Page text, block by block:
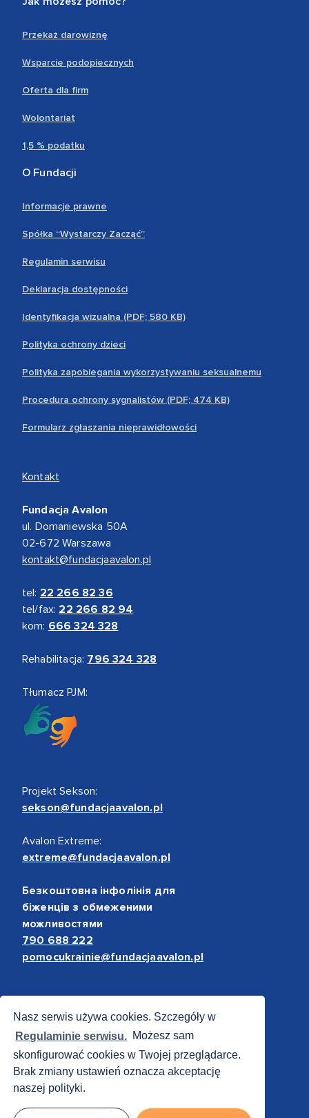
Nasz serwis używa cookies. Szczegóły w
Regulaminie serwisu. Możesz sam
skonfigurować cookies w Twojej przeglądarce.
Brak zmiany ustawień oznacza akceptację
naszej polityki.
Przekaż darowiznę
Wsparcie podopiecznych
Oferta dla firm
Wolontariat
1,5 % podatku
O Fundacji
Informacje prawne
Spółka “Wystarczy Zacząć”
Regulamin serwisu
Deklaracja dostępności
Identyfikacja wizualna (PDF; 580 KB)
Polityka ochrony dzieci
Polityka zapobiegania wykorzystywaniu seksualnemu
Procedura ochrony sygnalistów (PDF; 474 KB)
Formularz zgłaszania nieprawidłowości
Kontakt
Fundacja Avalon
ul. Domaniewska 50A
02-672 Warszawa
kontakt@fundacjaavalon.pl
tel: 22 266 82 36
tel/fax: 22 266 82 94
kom: 666 324 328
Rehabilitacja: 796 324 328
Tłumacz PJM:
Projekt Sekson:
sekson@fundacjaavalon.pl
Avalon Extreme:
extreme@fundacjaavalon.pl
Безкоштовна інфолінія для
біженців з обмеженими
можливостями
790 688 222
pomocukrainie@fundacjaavalon.pl
Bezpieczne płatności